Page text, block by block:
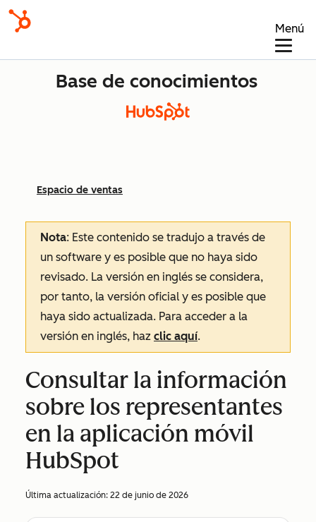
Menú
Base de conocimientos
Espacio de ventas
Nota: Este contenido se tradujo a través de
un software y es posible que no haya sido
revisado. La versión en inglés se considera,
por tanto, la versión oficial y es posible que
haya sido actualizada. Para acceder a la
versión en inglés, haz clic aquí.
Consultar la información
sobre los representantes
en la aplicación móvil
HubSpot
Última actualización: 22 de junio de 2026